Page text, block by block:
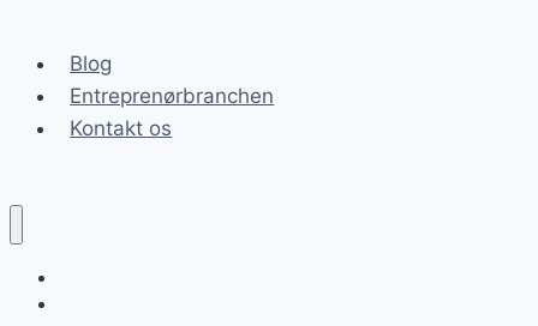
Blog
Entreprenørbranchen
Kontakt os